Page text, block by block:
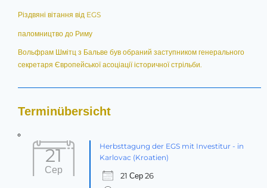
Різдвяні вітання від EGS
паломництво до Риму
Вольфрам Шмітц з Бальве був обраний заступником генерального
секретаря Європейської асоціації історичної стрільби.
Terminübersicht
21
Сер
Herbsttagung der EGS mit Investitur - in
Karlovac (Kroatien)
21 Сер 26